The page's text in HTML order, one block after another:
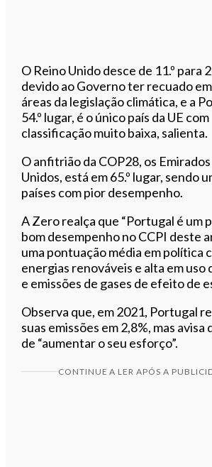
O Reino Unido desce de 11.º para
devido ao Governo ter recuado
áreas da legislação climática, e a
54.º lugar, é o único país da UE com
classificação muito baixa, salienta.
O anfitrião da COP28, os
Unidos, está em 65.º lugar, sendo
países com pior desempenho.
A Zero realça que “Portugal é um
bom desempenho no CCPI deste
uma pontuação média em política
energias renováveis e alta em uso
e emissões de gases de efeito de
Observa que, em 2021, Portugal
suas emissões em 2,8%, mas avisa
de “aumentar o seu esforço”.
CONTINUE A LER APÓS A